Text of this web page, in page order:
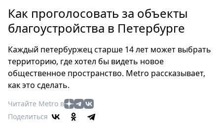
Россия
Мир
Еда
Туризм
Мода
Театр
Кино
Афиша
Как проголосовать за объекты
благоустройства в Петербурге
Каждый петербуржец старше 14 лет может выбрать
территорию, где хотел бы видеть новое
общественное пространство. Metro рассказывает,
как это сделать.
Читайте Metro в
Поделиться